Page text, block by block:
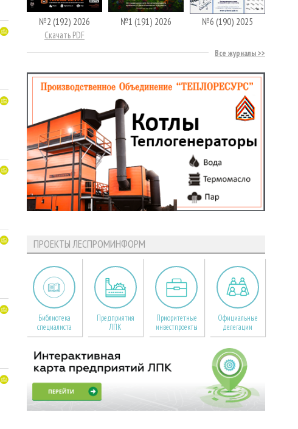
№2 (192) 2026
Скачать PDF
№1 (191) 2026 №6 (190) 2025
Все журналы
ПРОЕКТЫ ЛЕСПРОМИНФОРМ
Библиотека
специалиста
Предприятия
ЛПК
Приоритетные
инвестпроекты
Официальные
делегации